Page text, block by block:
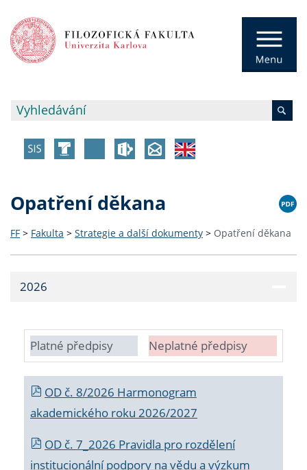
Opatření děkana
FF > Fakulta > Strategie a další dokumenty > Opatření děkana
2026
Platné předpisy Neplatné předpisy
OD č. 8/2026 Harmonogram
akademického roku 2026/2027
OD č. 7_2026 Pravidla pro rozdělení
institucionální podpory na vědu a výzkum